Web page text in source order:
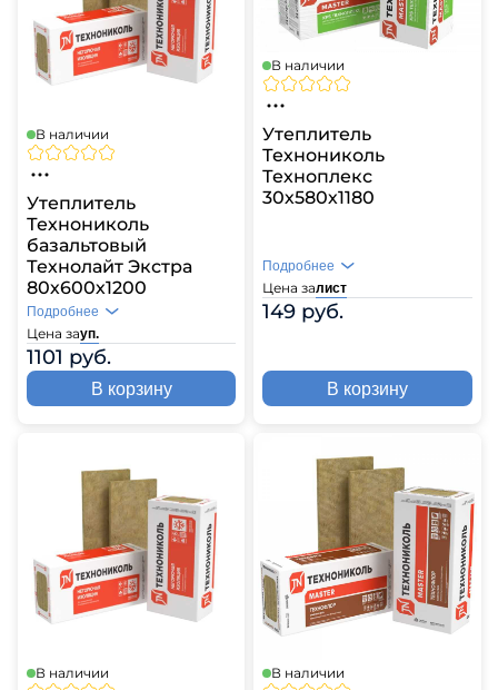
В наличии
Утеплитель
Технониколь
базальтовый
Технолайт Экстра
80х600х1200
Цена зауп.
1101 руб.
Подробнее
В корзину
В наличии
Утеплитель
Технониколь
Техноплекс
30х580х1180
Цена залист
149 руб.
Подробнее
В корзину
В наличии В наличии